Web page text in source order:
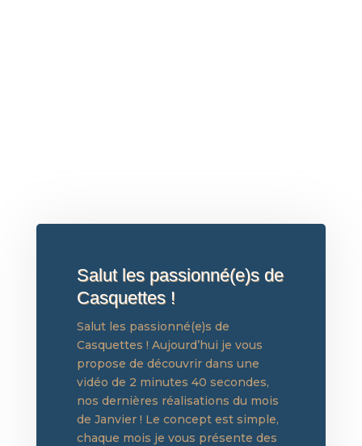
Salut les passionné(e)s de
Casquettes !
Salut les passionné(e)s de
Casquettes ! Aujourd’hui je vous
propose de découvrir dans une
vidéo de 2 minutes 40 secondes,
nos dernières réalisations du mois
de Janvier ! Le concept est simple,
chaque mois je vous présente des